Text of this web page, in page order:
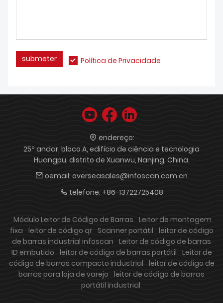
submeter Política de Privacidade
endereço:
25º andar, bloco A, edifício de ciência e tecnologia
Huangpu, distrito de Xuanwu, Nanjing, China.
oemail: overseasales@infoscan.com.cn
telefone: +86-13722725408
Módulo Leitor de Código de Barras Leitor de montagem
fixa leitor de código qr Scanner portátil leitor de código
de barras industrial infoscan Leitor de código de barras
1D embutido leitor de código de barras portátil Leitor de
código de barras compacto industrial
leitor de código de
barras para loja de varejo leitor de código de barras
portátil industrial